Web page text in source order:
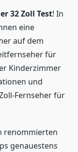
32 Zoll Test! In
eine
auf dem
für
Kinderzimmer
und
Fernseher für
renommierten
genauestens